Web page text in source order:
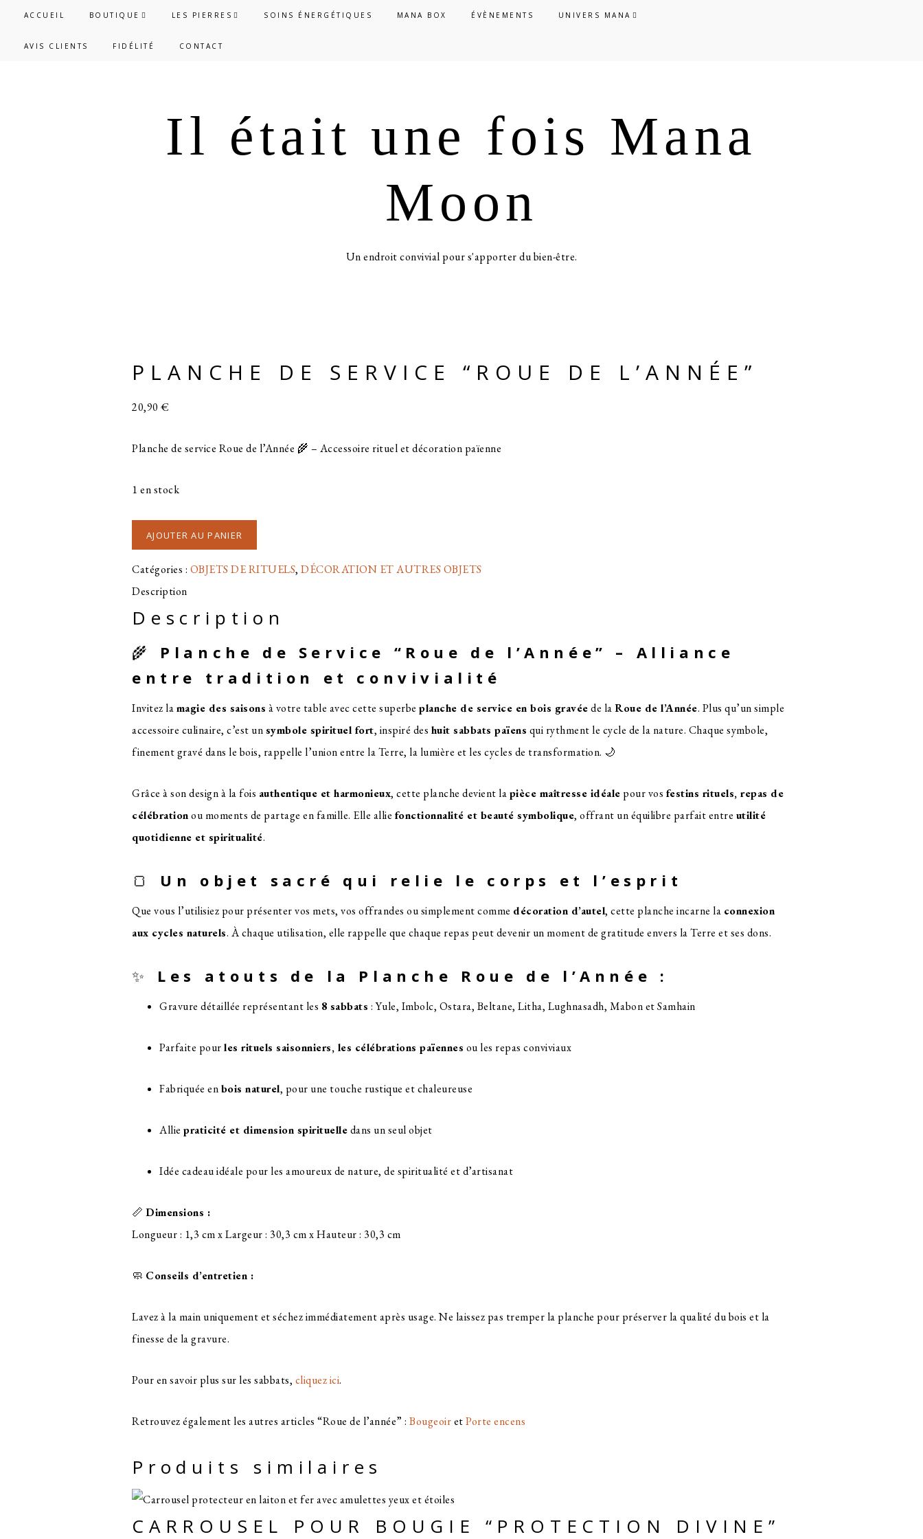
ACCUEIL BOUTIQUE LES PIERRES SOINS ÉNERGÉTIQUES MANA BOX ÉVÈNEMENTS UNIVERS MANA
AVIS CLIENTS FIDÉLITÉ CONTACT
Passer
Passer
Il était une fois Mana
Moon
Un endroit convivial pour s'apporter du bien-être.
PLANCHE DE SERVICE “ROUE DE L’ANNÉE”
20,90 €
Planche de service Roue de l’Année 🌾 – Accessoire rituel et décoration païenne
1 en stock
quantité
de
PLANCHE
DE
SERVICE
DE
L'ANNÉE"
AJOUTER AU PANIER
Catégories : OBJETS DE RITUELS, DÉCORATION ET AUTRES OBJETS
Description
Description
🌾 Planche de Service “Roue de l’Année” – Alliance
entre tradition et convivialité
Invitez lamagie des saisons à votre table avec cette superbe planche de service en bois gravéede laRoue de l’Année. Plus qu’un simple
accessoire culinaire, c’est unsymbole spirituel fort, inspiré des huit sabbats païens qui rythment le cycle de la nature. Chaque symbole,
finement gravé dans le bois, rappelle l’union entre la Terre, la lumière et les cycles de transformation. 🌙
Grâce à son design à la fois authentique et harmonieux, cette planche devient lapièce maîtresse idéale pour vos festins rituels, repas de
célébrationou moments de partage en famille. Elle allie fonctionnalité et beauté symbolique, offrant un équilibre parfait entre utilité
quotidienne et spiritualité.
🍞 Un objet sacré qui relie le corps et l’esprit
Que vous l’utilisiez pour présenter vos mets, vos offrandes ou simplement comme décoration d’autel, cette planche incarne la connexion
aux cycles naturels. À chaque utilisation, elle rappelle que chaque repas peut devenir un moment de gratitude envers la Terre et ses dons.
✨ Les atouts de la Planche Roue de l’Année :
Gravure détaillée représentant les 8 sabbats : Yule, Imbolc, Ostara, Beltane, Litha, Lughnasadh, Mabon et Samhain
Parfaite pourles rituels saisonniers, les célébrations païennes ou les repas conviviaux
Fabriquée enbois naturel, pour une touche rustique et chaleureuse
Allie praticité et dimension spirituelledans un seul objet
Idée cadeau idéale pour les amoureux de nature, de spiritualité et d’artisanat
📏 Dimensions :
Longueur : 1,3 cm x Largeur : 30,3 cm x Hauteur : 30,3 cm
🧼 Conseils d’entretien :
Lavez à la main uniquement et séchez immédiatement après usage. Ne laissez pas tremper la planche pour préserver la qualité du bois et la
finesse de la gravure.
Pour en savoir plus sur les sabbats, cliquez ici.
Retrouvez également les autres articles “Roue de l’année” : BougeoiretPorte encens
Produits similaires
CARROUSEL POUR BOUGIE “PROTECTION DIVINE”